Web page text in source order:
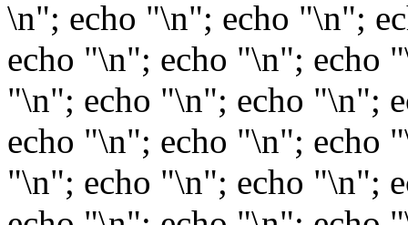
\n"; echo "\n"; echo "\n";
echo "\n"; echo "\n"; echo
"\n"; echo "\n"; echo "\n";
echo "\n"; echo "\n"; echo
"\n"; echo "\n"; echo "\n";